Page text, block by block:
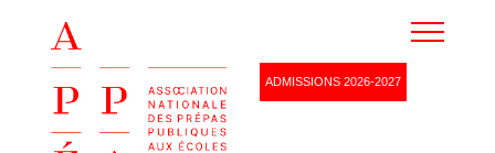
ADMISSIONS 2026-2027
Agenda
Ressources